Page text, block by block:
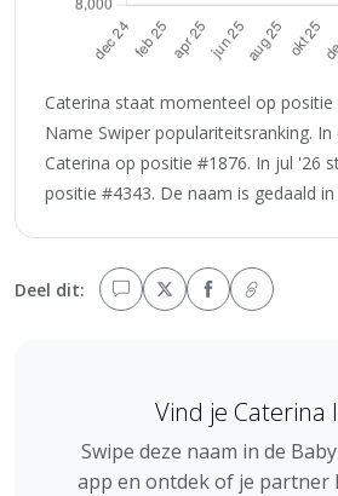
Caterina staat momenteel op
Name Swiper populariteitsranking.
Caterina op positie #1876. In jul '26
positie #4343. De naam is gedaald
Deel dit:
Vind je Caterina
Swipe deze naam in de
app en ontdek of je partner